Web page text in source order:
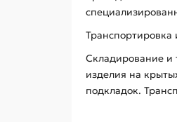
Транспортировка
Складирование и
изделия на
подкладок.